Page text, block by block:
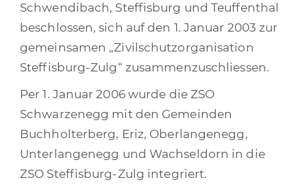
Schwendibach, Steffisburg und Teuffenthal
beschlossen, sich auf den 1. Januar 2003 zur
gemeinsamen „Zivilschutzorganisation
Steffisburg-Zulg“ zusammenzuschliessen.
Per 1. Januar 2006 wurde die ZSO
Schwarzenegg mit den Gemeinden
Buchholterberg, Eriz, Oberlangenegg,
Unterlangenegg und Wachseldorn in die
ZSO Steffisburg-Zulg integriert.